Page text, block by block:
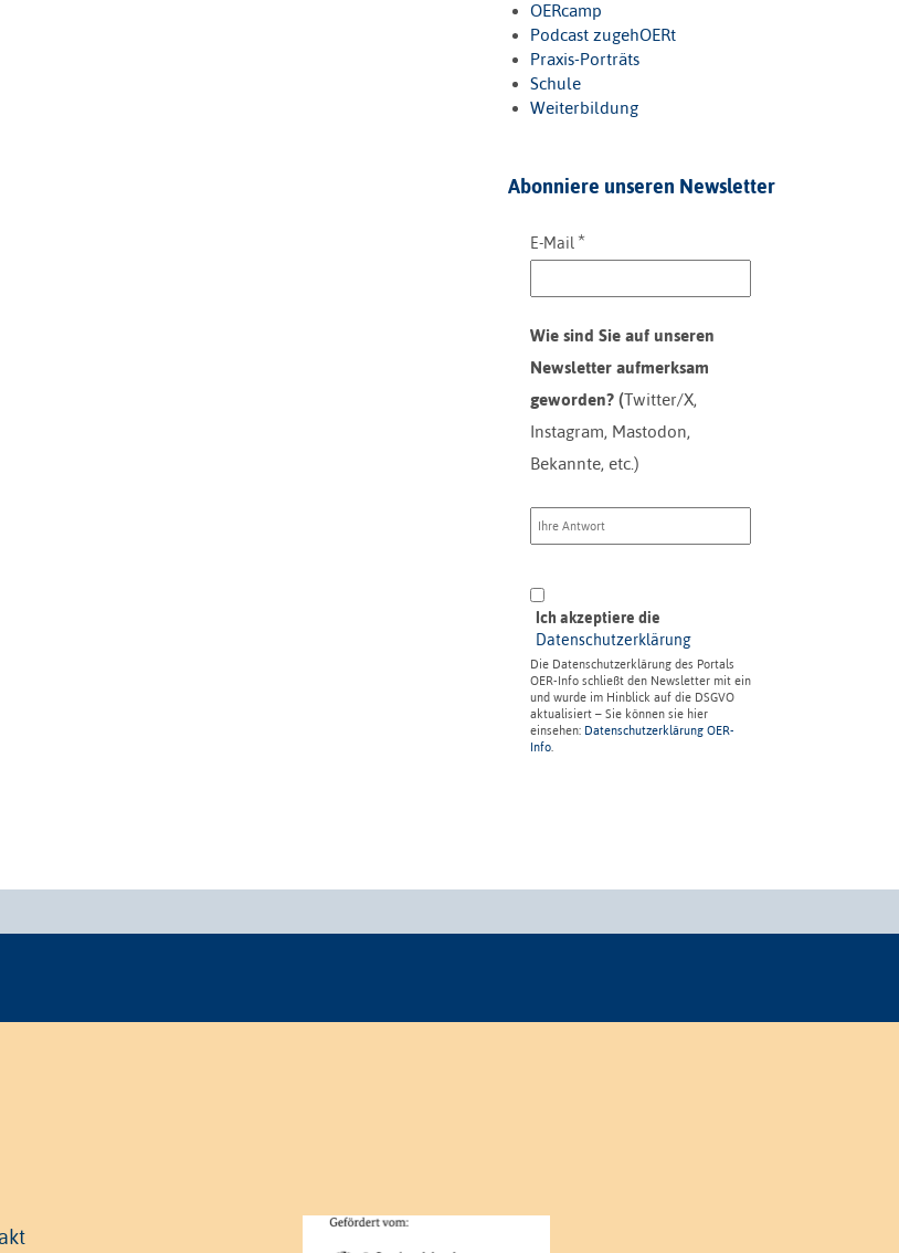
OERcamp
Podcast zugehOERt
Praxis-Porträts
Schule
Weiterbildung
Abonniere unseren Newsletter
E-Mail *
Wie sind Sie auf unseren
Newsletter aufmerksam
geworden? (Twitter/X,
Instagram, Mastodon,
Bekannte, etc.)
Ich akzeptiere die
Datenschutzerklärung
Die Datenschutzerklärung des Portals
OER-Info schließt den Newsletter mit ein
und wurde im Hinblick auf die DSGVO
aktualisiert – Sie können sie hier
einsehen: Datenschutzerklärung OER-
Info.